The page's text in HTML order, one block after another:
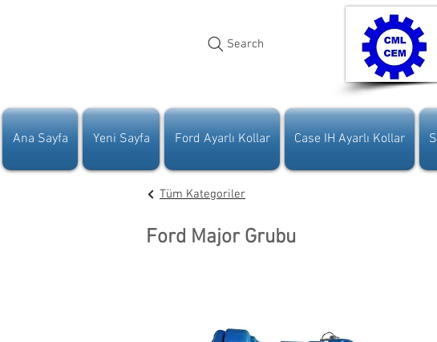
Search
Ana Sayfa Yeni Sayfa Ford Ayarlı Kollar Case IH Ayarlı Kollar
Tüm Kategoriler
Ford Major Grubu